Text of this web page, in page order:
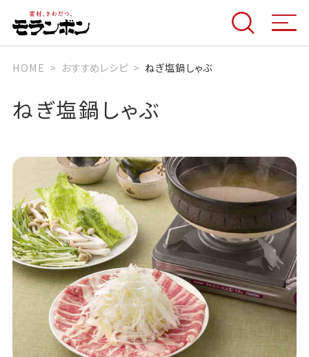
HOME おすすめレシピ ねぎ塩鍋しゃぶ
ねぎ塩鍋しゃぶ